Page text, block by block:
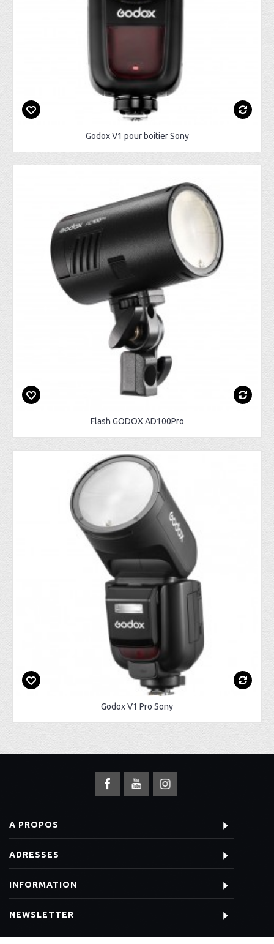
Godox V1 pour boitier Sony
Flash GODOX AD100Pro
Godox V1 Pro Sony
A PROPOS
ADRESSES
INFORMATION
NEWSLETTER